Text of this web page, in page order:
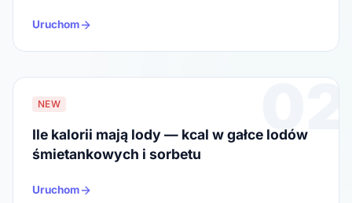
Uruchom
02
NEW
Ile kalorii mają lody — kcal w gałce lodów
śmietankowych i sorbetu
Uruchom